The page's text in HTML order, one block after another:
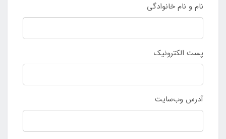
نام و نام خانوادگی
پست الکترونیک
آدرس وب‌سایت